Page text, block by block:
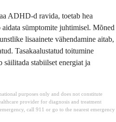
ADHD-d ravida, toetab hea
sümptomite juhtimisel. Mõned
lisaainete vähendamine aitab,
Tasakaalustatud toitumine
säilitada stabiilset energiat ja
purposes only and does not constitute
provider for diagnosis and treatment
call 911 or go to the nearest emergency